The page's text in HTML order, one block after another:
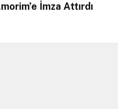
İmza Attırdı